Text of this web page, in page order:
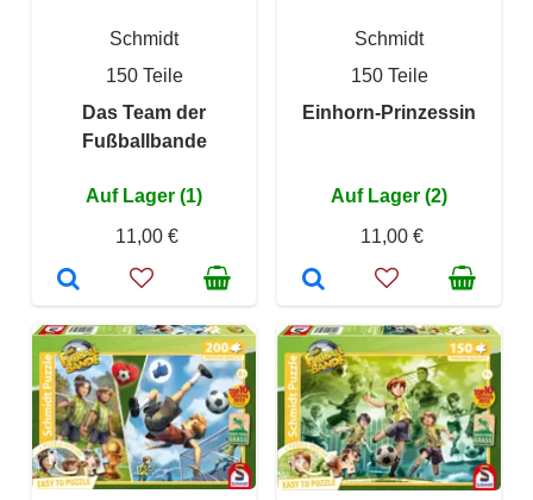
Schmidt
150 Teile
Das Team der
Fußballbande
Auf Lager (1)
11,00 €
Schmidt
150 Teile
Einhorn-Prinzessin
Auf Lager (2)
11,00 €